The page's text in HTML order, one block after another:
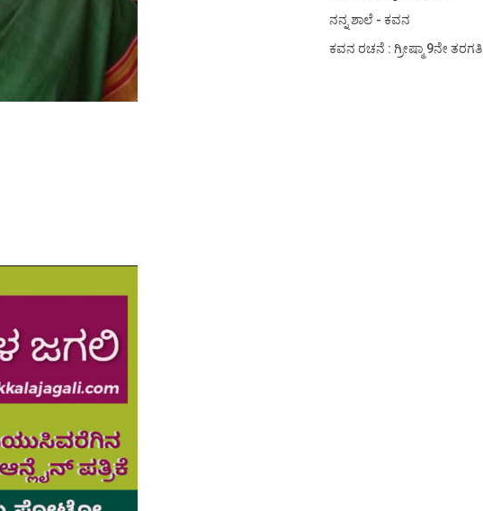
ನನ್ನ ಶಾಲೆ - ಕವನ
ಕವನ ರಚನೆ : ಗ್ರೀಷ್ಮಾ 9ನೇ ತರಗತಿ